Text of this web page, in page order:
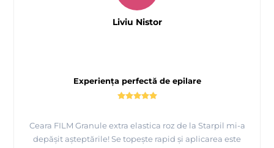
Experiența perfectă de epilare
Ceara FILM Granule extra elastica roz de la Starpil mi-a
depășit așteptările! Se topește rapid și aplicarea este
Liviu Nistor